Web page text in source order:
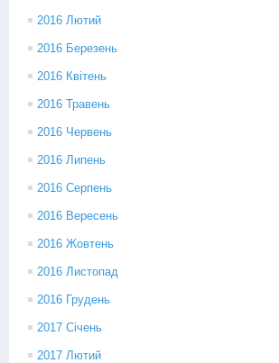
2016 Лютий
2016 Березень
2016 Квітень
2016 Травень
2016 Червень
2016 Липень
2016 Серпень
2016 Вересень
2016 Жовтень
2016 Листопад
2016 Грудень
2017 Січень
2017 Лютий